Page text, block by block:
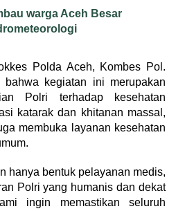
warga Aceh Besar
Polda Aceh, Kombes Pol.
bahwa kegiatan ini merupakan
Polri terhadap kesehatan
katarak dan khitanan massal,
membuka layanan kesehatan
hanya bentuk pelayanan medis,
Polri yang humanis dan dekat
ingin memastikan seluruh